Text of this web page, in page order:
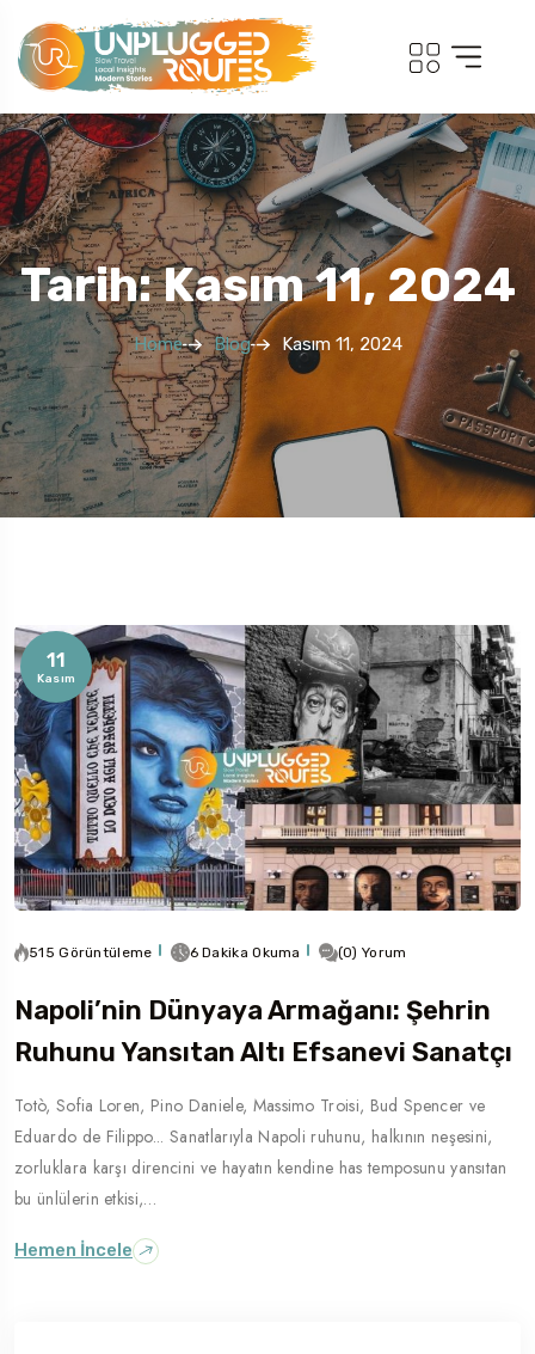
Roma
Tarih: Kasım 11, 2024
Home Blog Kasım 11, 2024
11
Kasım
515 Görüntüleme 6 Dakika Okuma (0) Yorum
Napoli’nin Dünyaya Armağanı: Şehrin
Ruhunu Yansıtan Altı Efsanevi Sanatçı
Totò, Sofia Loren, Pino Daniele, Massimo Troisi, Bud Spencer ve
Eduardo de Filippo... Sanatlarıyla Napoli ruhunu, halkının neşesini,
zorluklara karşı direncini ve hayatın kendine has temposunu yansıtan
bu ünlülerin etkisi,…
Hemen İncele